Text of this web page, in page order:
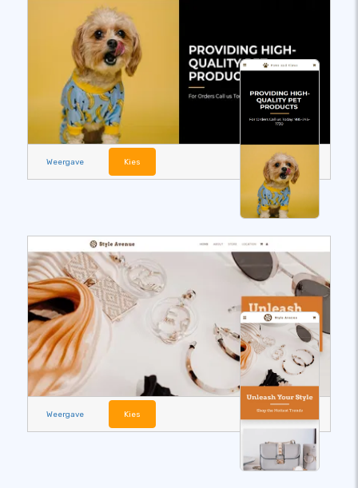
Weergave Kies
Weergave Kies